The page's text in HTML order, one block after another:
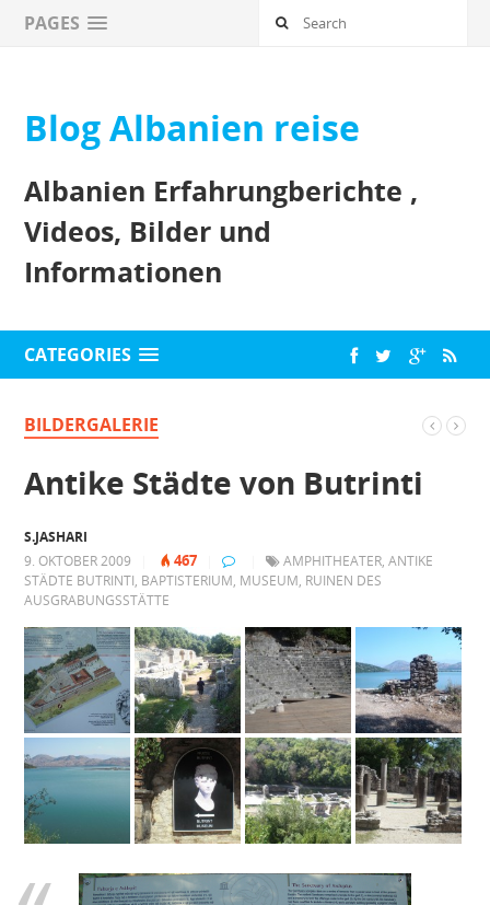
PAGES
Blog Albanien reise
Albanien Erfahrungberichte ,
Videos, Bilder und
Informationen
CATEGORIES
BILDERGALERIE
Antike Städte von Butrinti
S.JASHARI
9. OKTOBER 2009
467 AMPHITHEATER,ANTIKE
STÄDTE BUTRINTI, BAPTISTERIUM, MUSEUM, RUINEN DES
AUSGRABUNGSSTÄTTE